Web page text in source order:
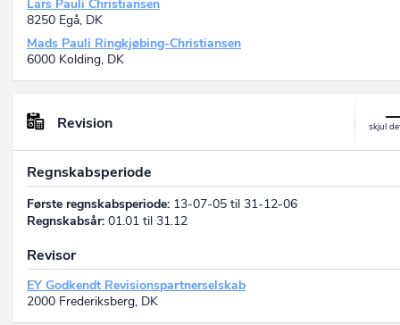
Lars Pauli Christiansen
8250 Egå, DK
Mads Pauli Ringkjøbing-Christiansen
6000 Kolding, DK
Revision
Regnskabsperiode
Første regnskabsperiode: 13-07-05 til 31-12-06
Regnskabsår: 01.01 til 31.12
Revisor
EY Godkendt Revisionspartnerselskab
2000 Frederiksberg, DK